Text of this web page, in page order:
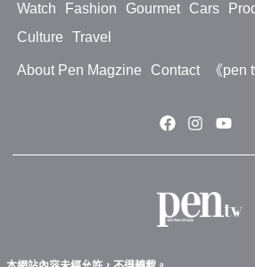
Watch Fashion Gourmet Cars
Culture
Travel
About Pen Magzine Contact 《